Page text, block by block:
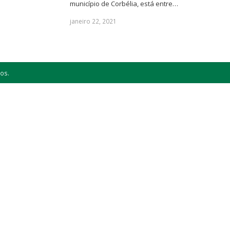
município de Corbélia, está entre…
janeiro 22, 2021